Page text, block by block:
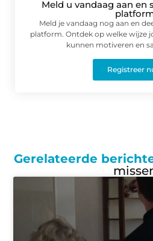
Meld u vandaag aan en
Meld je vandaag nog aan en
platform. Ontdek op welke wijze
kunnen motiveren en
Registreer
Gerelateerde